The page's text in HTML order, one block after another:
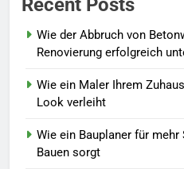
Recent Posts
Wie der Abbruch von
Renovierung erfolgreich
Wie ein Maler Ihrem
Look verleiht
Wie ein Bauplaner für
Bauen sorgt